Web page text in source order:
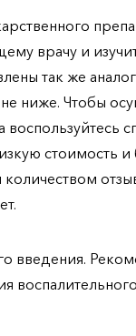
врачу и
так же
ниже. Чтобы
стоимость и
введения.